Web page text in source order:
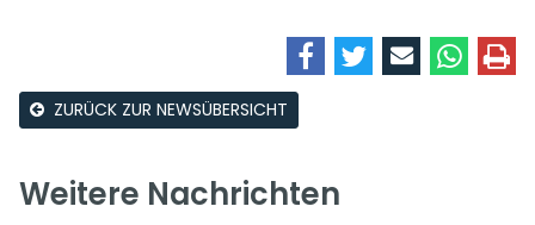
ZURÜCK ZUR NEWSÜBERSICHT
Weitere Nachrichten